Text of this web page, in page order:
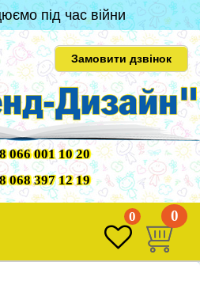
під час війни
Замовити дзвінок
066 001 10 20
068 397 12 19
0 0